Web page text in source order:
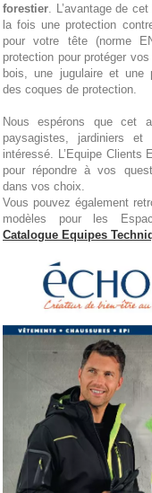
forestier. L’avantage de
la fois une protection
pour votre tête (norme
protection pour protéger
bois, une jugulaire et une
des coques de protection.
Nous espérons que cet
paysagistes, jardiniers
intéressé. L’Equipe Clients
pour répondre à vos
dans vos choix.
Vous pouvez également
modèles pour les
Catalogue Equipes